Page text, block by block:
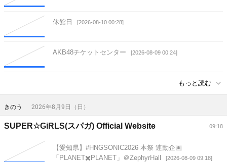
休館日 [2026-08-10 00:28]
AKB48チケットセンター [2026-08-09 00:24]
もっと読む
きのう 2026年8月9日（日）
09:18
SUPER☆GiRLS(スパガ) Official Website
【愛知県】#HNGSONIC2026 本祭 連動企画
「PLANET✖️PLANET」＠ZephyrHall
[2026-08-09 09:18]